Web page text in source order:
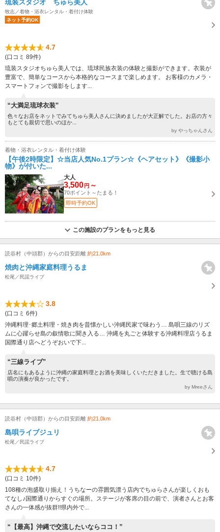
琉装スタジオ ちゅら美人
牧志／着物・浴衣レンタル・着付け体験
ネット予約OK
4.7
(口コミ 89件)
琉装スタジオちゅら美人では、琉球民族衣装の体験と撮影ができます。衣装が
豊富で、簡単なコースから本格的なコースまで楽しめます。 お客様のカメラ・
スマートフォンで撮影をします...
“大満足琉球衣装”
色々なお店をネットでみてちゅら美人さんに決めましたが大正解でした。お店の方々
もとても親切で思いのほか...
by やっちゃんさん
着物・浴衣レンタル・着付け体験
【午後2時限定】☆当店人気No.1プラン☆《ヘアセット》《撮影小
物》が付いた...
大人
3,500 円 ～
70ポイント～たまる！
即時予約OK
この施設のプランをもっと見る
読谷村（中頭郡）からの目安距離 約21.0km
焼肉と沖縄家庭料理うるま
松尾／民謡ライブ
3.8
(口コミ 6件)
沖縄料理･郷土料理・焼き肉を昔懐かしい沖縄民家で味わう… 島唄三線のリズ
ムに心躍らせ島の叙情歌に聞き入る… 沖縄を丸ごと体験する沖縄料理店うるま
国際通り店へどうぞおいで下...
“三線ライブ”
店名にもあるように沖縄の家庭料理とお酒を美味しくいただきました。生で聴ける島
唄の演奏が良かったです。
by Mreeさん
読谷村（中頭郡）からの目安距離 約21.0km
島唄ライブジュリ
松尾／民謡ライブ
4.7
(口コミ 10件)
108種の泡盛取り揃え！うちなーの雰囲気漂う店内でちゅらさんが楽しくおも
てなし♪国際通りからすぐの場所。ステージが客席の目の前で、演者さんとお客
さんの一体感が抜群!!県内外で...
“【最高】沖縄で交流したいならココ！”